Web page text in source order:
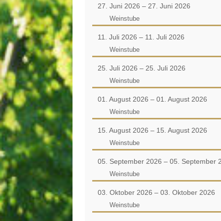
27. Juni 2026 – 27. Juni 2026
Weinstube
11. Juli 2026 – 11. Juli 2026
Weinstube
25. Juli 2026 – 25. Juli 2026
Weinstube
01. August 2026 – 01. August 2026
Weinstube
15. August 2026 – 15. August 2026
Weinstube
05. September 2026 – 05. September
Weinstube
03. Oktober 2026 – 03. Oktober 2026
Weinstube